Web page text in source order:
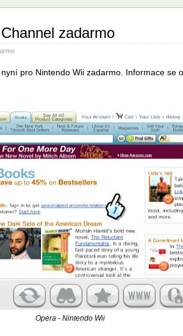
zadarmo
pro Nintendo Wii zadarmo. Informace se
Opera - Nintendo Wii